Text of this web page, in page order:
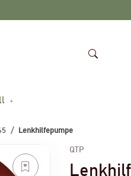
Lenkhilfepumpe
QTP